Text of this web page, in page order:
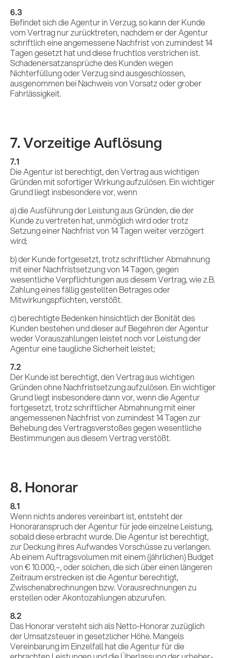
Leistungen
Referenzen
Impulse &
6.3
Befindet sich die Agentur in Verzug, so kann der Kunde
vom Vertrag nur zurücktreten, nachdem er der Agentur
schriftlich eine angemessene Nachfrist von zumindest 14
Tagen gesetzt hat und diese fruchtlos verstrichen ist.
Schadenersatzansprüche des Kunden wegen
Nichterfüllung oder Verzug sind ausgeschlossen,
ausgenommen bei Nachweis von Vorsatz oder grober
Fahrlässigkeit.
7. Vorzeitige Auflösung
7.1
Die Agentur ist berechtigt, den Vertrag aus wichtigen
Gründen mit sofortiger Wirkung aufzulösen. Ein wichtiger
Grund liegt insbesondere vor, wenn
a) die Ausführung der Leistung aus Gründen, die der
Kunde zu vertreten hat, unmöglich wird oder trotz
Setzung einer Nachfrist von 14 Tagen weiter verzögert
wird;
b) der Kunde fortgesetzt, trotz schriftlicher Abmahnung
mit einer Nachfristsetzung von 14 Tagen, gegen
wesentliche Verpflichtungen aus diesem Vertrag, wie z.B.
Zahlung eines fällig gestellten Betrages oder
Mitwirkungspflichten, verstößt.
c) berechtigte Bedenken hinsichtlich der Bonität des
Kunden bestehen und dieser auf Begehren der Agentur
weder Vorauszahlungen leistet noch vor Leistung der
Agentur eine taugliche Sicherheit leistet;
7.2
Der Kunde ist berechtigt, den Vertrag aus wichtigen
Gründen ohne Nachfristsetzung aufzulösen. Ein wichtiger
Grund liegt insbesondere dann vor, wenn die Agentur
fortgesetzt, trotz schriftlicher Abmahnung mit einer
angemessenen Nachfrist von zumindest 14 Tagen zur
Behebung des Vertragsverstoßes gegen wesentliche
Bestimmungen aus diesem Vertrag verstößt.
8. Honorar
8.1
Wenn nichts anderes vereinbart ist, entsteht der
Honoraranspruch der Agentur für jede einzelne Leistung,
sobald diese erbracht wurde. Die Agentur ist berechtigt,
zur Deckung ihres Aufwandes Vorschüsse zu verlangen.
Ab einem Auftragsvolumen mit einem (jährlichen) Budget
von € 10.000,–, oder solchen, die sich über einen längeren
Zeitraum erstrecken ist die Agentur berechtigt,
Zwischenabrechnungen bzw. Vorausrechnungen zu
erstellen oder Akontozahlungen abzurufen.
8.2
Das Honorar versteht sich als Netto-Honorar zuzüglich
der Umsatzsteuer in gesetzlicher Höhe. Mangels
Vereinbarung im Einzelfall hat die Agentur für die